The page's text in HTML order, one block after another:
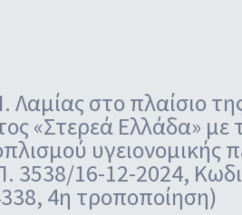
στο πλαίσιο
«Στερεά Ελλάδα» με
υγειονομικής
3538/16-12-2024,
4η τροποποίηση)